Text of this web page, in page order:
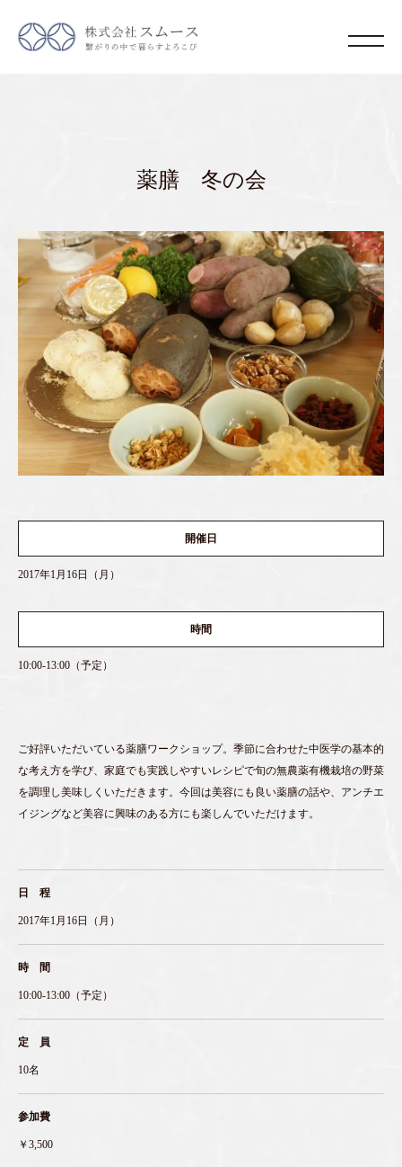
薬膳 冬の会
開催日
2017年1月16日（月）
時間
10:00-13:00（予定）
ご好評いただいている薬膳ワークショップ。季節に合わせた中医学の基本的
な考え方を学び、家庭でも実践しやすいレシピで旬の無農薬有機栽培の野菜
を調理し美味しくいただきます。今回は美容にも良い薬膳の話や、アンチエ
イジングなど美容に興味のある方にも楽しんでいただけます。
日 程
2017年1月16日（月）
時 間
10:00-13:00（予定）
定 員
10名
参加費
￥3,500